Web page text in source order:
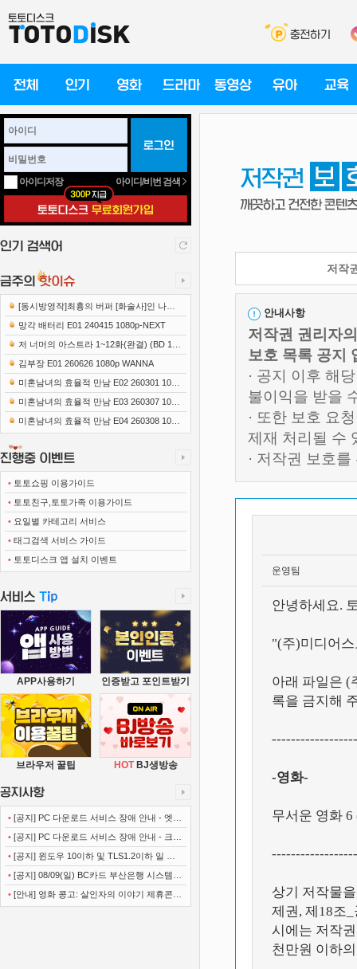
아이디저장 아이디/비번 검색
[동시방영작]최흉의 버퍼 [화술사]인 나는
세계 최강 클랜을 이끈다 E12 241219 108..
망각 배터리 E01 240415 1080p-NEXT
저 너머의 아스트라 1~12화(완결) (BD 192
0x1080 x265-10Bit FLACx2)
김부장 E01 260626 1080p WANNA
미혼남녀의 효율적 만남 E02 260301 1080
p-NEXT
미혼남녀의 효율적 만남 E03 260307 1080
p-NEXT
미혼남녀의 효율적 만남 E04 260308 1080
• 토토쇼핑 이용가이드
• 토토친구,토토가족 이용가이드
• 요일별 카테고리 서비스
• 태그검색 서비스 가이드
• 토토디스크 앱 설치 이벤트
APP사용하기 인증받고 포인트받기
브라우저 꿀팁 HOTBJ생방송
• [공지] PC 다운로드 서비스 장애 안내 - 엣지
(Microsoft Edge)
• [공지] PC 다운로드 서비스 장애 안내 - 크롬
(Chrome)
• [공지] 윈도우 10이하 및 TLS1.2이하 일 경
우 사이트 이용불가 안내
• [공지] 08/09(일) BC카드 부산은행 시스템
정기점검 안내
• [안내] 영화 콩고: 살인자의 이야기 제휴콘텐
저작
안내사항
저작권 권리자
보호 목록 공지
· 공지 이후 해
불이익을 받을
· 또한 보호 요
제재 처리될 수
· 저작권 보호
운영팀
안녕하세요.
"(주)미디어
아래 파일은 (
록을 금지해
-영화-
무서운 영화 6
상기 저작물
제권, 제18조
시에는 저작
천만원 이하